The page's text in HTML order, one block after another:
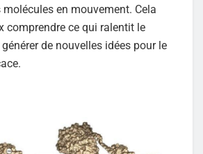
en mouvement. Cela
comprendre ce qui ralentit le
de nouvelles idées pour le